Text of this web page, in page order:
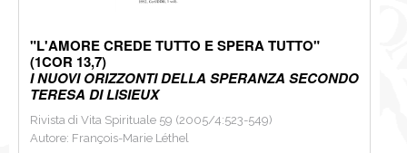
"L'AMORE CREDE TUTTO E SPERA TUTTO"
(1COR 13,7)
I NUOVI ORIZZONTI DELLA SPERANZA SECONDO
TERESA DI LISIEUX
Rivista di Vita Spirituale 59 (2005/4:523-549)
Autore: François-Marie Léthel